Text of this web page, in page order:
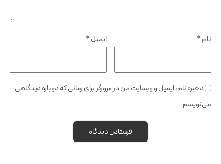
نام* ایمیل*
ذخیره نام، ایمیل و وبسایت من در مرورگر برای زمانی که دوباره دیدگاهی
می‌نویسم.